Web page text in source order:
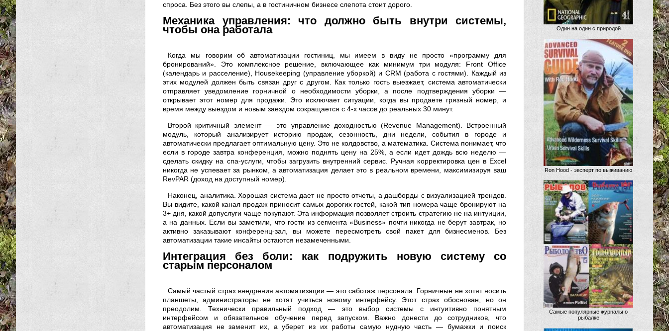
спроса. Без этого вы слепы, а в гостиничном бизнесе слепота стоит дорого.
Механика управления: что должно быть внутри системы,
чтобы она работала
Когда мы говорим об автоматизации гостиниц, мы имеем в виду не просто «программу для
бронирований». Это комплексное решение, включающее как минимум три модуля: Front Office
(календарь и расселение), Housekeeping (управление уборкой) и CRM (работа с гостями). Каждый из
этих модулей должен быть связан друг с другом. Как только гость выезжает, система автоматически
отправляет уведомление горничной о необходимости уборки, а после подтверждения уборки —
открывает этот номер для продажи. Это исключает ситуации, когда вы продаете грязный номер, и
время между выездом и новым заездом сокращается с 4-х часов до реальных 30 минут.
Второй критичный элемент — это управление доходностью (Revenue Management). Встроенный
модуль, который анализирует историю продаж, сезонность, дни недели, события в городе и
автоматически предлагает оптимальную цену. Это не колдовство, а математика. Система понимает, что
если в городе завтра конференция, можно поднять цену на 25%, а если идет дождь всю неделю —
сделать скидку на спа-услуги, чтобы загрузить внутренний сервис. Ручная корректировка цен в Excel
никогда не успевает за рынком, а автоматизация делает это в реальном времени, максимизируя ваш
RevPAR (доход на доступный номер).
Наконец, аналитика. Хорошая система дает не просто отчеты, а дашборды с визуализацией трендов.
Вы видите, какой канал продаж приносит самых дорогих гостей, какой тип номера чаще бронируют на
3+ дня, какой допуслуги чаще покупают. Эта информация позволяет строить стратегию не на интуиции,
а на данных. Если вы заметили, что гости из сегмента «Business» почти никогда не берут завтрак, но
активно заказывают конференц-зал, вы можете пересмотреть свой пакет для бизнесменов. Без
автоматизации такие инсайты остаются незамеченными.
Интеграция без боли: как подружить новую систему со
старым персоналом
Самый частый страх внедрения автоматизации — это саботаж персонала. Горничные не хотят носить
планшеты, администраторы не хотят учиться новому интерфейсу. Этот страх обоснован, но он
преодолим. Технически правильный подход — это выбор системы с интуитивно понятным
интерфейсом и обязательное обучение перед запуском. Важно донести до сотрудников, что
автоматизация не заменит их, а уберет из их работы самую нудную часть — бумажки и поиск
Один на один с природой
Ron Hood - эксперт по выживанию
Самые популярные журналы о
рыбалке